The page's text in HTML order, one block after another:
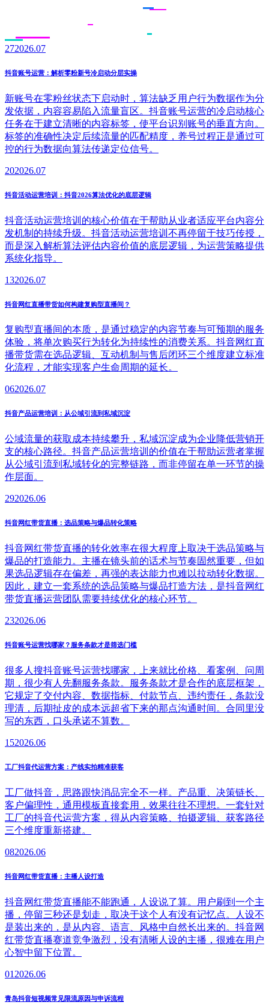
272026.07
抖音账号运营：解析零粉新号冷启动分层实操
新账号在零粉丝状态下启动时，算法缺乏用户行为数据作为分
发依据，内容容易陷入流量盲区。抖音账号运营的冷启动核心
任务在于建立清晰的内容标签，使平台识别账号的垂直方向。
标签的准确性决定后续流量的匹配精度，养号过程正是通过可
控的行为数据向算法传递定位信号。
202026.07
抖音活动运营培训：抖音2026算法优化的底层逻辑
抖音活动运营培训的核心价值在于帮助从业者适应平台内容分
发机制的持续升级。抖音活动运营培训不再停留于技巧传授，
而是深入解析算法评估内容价值的底层逻辑，为运营策略提供
系统化指导。
132026.07
抖音网红直播带货如何构建复购型直播间？
复购型直播间的本质，是通过稳定的内容节奏与可预期的服务
体验，将单次购买行为转化为持续性的消费关系。抖音网红直
播带货需在选品逻辑、互动机制与售后闭环三个维度建立标准
化流程，才能实现客户生命周期的延长。
062026.07
抖音产品运营培训：从公域引流到私域沉淀
公域流量的获取成本持续攀升，私域沉淀成为企业降低营销开
支的核心路径。抖音产品运营培训的价值在于帮助运营者掌握
从公域引流到私域转化的完整链路，而非停留在单一环节的操
作层面。
292026.06
抖音网红带货直播：选品策略与爆品转化策略
抖音网红带货直播的转化效率在很大程度上取决于选品策略与
爆品的打造能力。主播在镜头前的话术与节奏固然重要，但如
果选品逻辑存在偏差，再强的表达能力也难以拉动转化数据。
因此，建立一套系统的选品策略与爆品打造方法，是抖音网红
带货直播运营团队需要持续优化的核心环节。
232026.06
抖音账号运营找哪家？服务条款才是筛选门槛
很多人搜抖音账号运营找哪家，上来就比价格、看案例、问周
期，很少有人先翻服务条款。服务条款才是合作的底层框架，
它规定了交付内容、数据指标、付款节点、违约责任，条款没
理清，后期扯皮的成本远超省下来的那点沟通时间。合同里没
写的东西，口头承诺不算数。
152026.06
工厂抖音代运营方案：产线实拍精准获客
工厂做抖音，思路跟快消品完全不一样。产品重、决策链长、
客户偏理性，通用模板直接套用，效果往往不理想。一套针对
工厂的抖音代运营方案，得从内容策略、拍摄逻辑、获客路径
三个维度重新搭建。
082026.06
抖音网红带货直播：主播人设打造
抖音网红带货直播能不能跑通，人设说了算。用户刷到一个主
播，停留三秒还是划走，取决于这个人有没有记忆点。人设不
是装出来的，是从内容、语言、风格中自然长出来的。抖音网
红带货直播赛道竞争激烈，没有清晰人设的主播，很难在用户
心智中留下位置。
01 2026.06
青岛抖音短视频常见限流原因与申诉流程